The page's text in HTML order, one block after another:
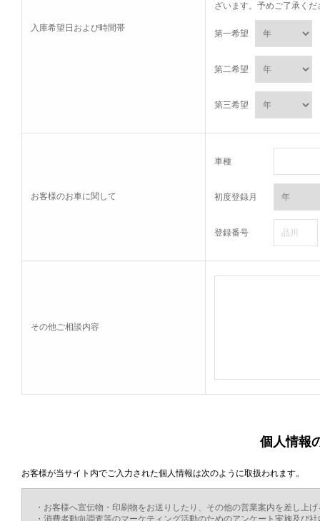
入庫希望日および時間帯
ざいます。予めご了承くだ
第一希望
第二希望
第三希望
お客様のお車に関して
車種
初度登録月
登録番号
その他ご相談内容
個人情報
お客様が当サイト内でご入力された個人情報は次のように取扱われます。
・お客様へ宣伝物・印刷物をお送りしたり、その他の営業案内を差し上
・消費者動向調査等のマーケティング活動のためのアンケート実施及び